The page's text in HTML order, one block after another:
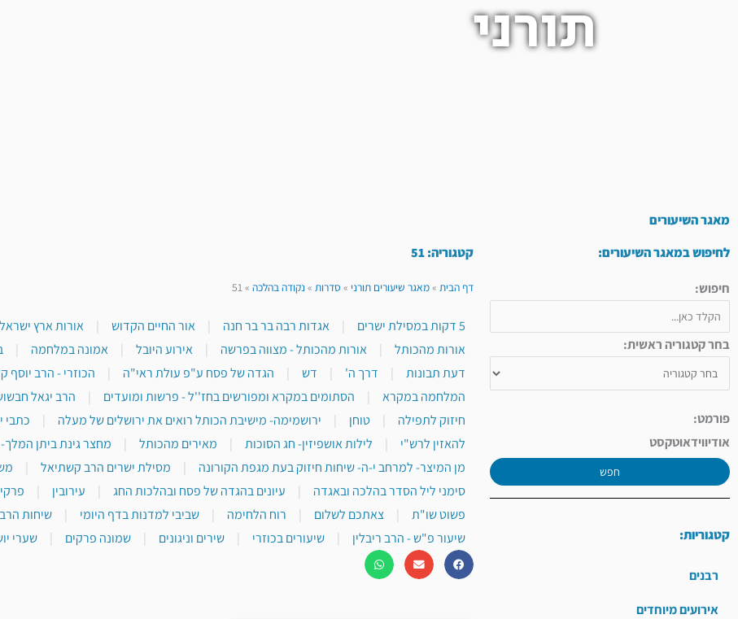
תורני
מאגר השיעורים
לחיפוש במאגר השיעורים:
חיפוש:
בחר קטגוריה ראשית:
פורמט:
אודיווידאוטקסט
חפש
קטגוריות:
רבנים
אירועים מיוחדים
קטגוריה: 51
דף הבית»מאגר שיעורים תורני » סדרות» נקודה בהלכה»
51
5 דקות במסילת ישרים | אגדות רבה בר בר חנה | אור החיים הקדוש | אורות ארץ
אורות מהכותל
| אורות מהכותל - מצווה בפרשה | אירוע היובל | אמונה במלחמה |
דעת תבונות
| דרך ה' | דש | הגדה של פסח ע"פ עולת ראי"ה | הכוזרי - הרב יוסף
המלחמה במקרא
| הסתומים במקרא ומפורשים בחז''ל - פרשות ומועדים | הרב יגאל
חיזוק לתפילה
| טוחן | ירושמימה- מישיבת הכותל רואים את ירושלים של מעלה | כתבי
להאזין לרש"י
| לילות אושפיזין- חג הסוכות | מאירים מהכותל | מחצר גינת ביתן
מן המיצר- למרחב י-ה- שיחות חיזוק בעת מגפת הקורונה
| מסילת ישרים הרב קשתיאל |
סימני ליל הסדר בהלכה ובאגדה
| עיונים בהגדה של פסח ובהלכות החג | עירובין |
פשוט שו"ת
| צאתכם לשלום | רוח הלחימה | שביבי למדנות בדף היומי | שיחות
שיעור פ"ש - הרב ריבלין
| שיעורים בכוזרי | שירים וניגונים | שמונה פרקים | שערי